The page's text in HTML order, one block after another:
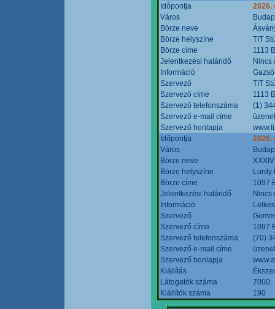
Időpontja
2026.
Város
Börze neve
Börze helyszíne
TIT
Börze címe
1113
Jelentkezési határidő
Nincs
Információ
Szervező
TIT
Szervező címe
1113
Szervező telefonszáma
(1)
Szervező e-mail címe
Szervező honlapja
Időpontja
2026.
Város
Börze neve
Börze helyszíne
Lurdy
Börze címe
1097
Jelentkezési határidő
Nincs
Információ
Szervező
Szervező címe
1097
Szervező telefonszáma
(70)
Szervező e-mail címe
Szervező honlapja
Kiállítás
Látogatók száma
7000
Kiállítók száma
190